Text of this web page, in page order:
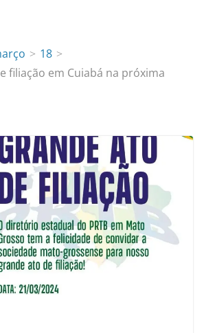
18
filiação em Cuiabá na próxima